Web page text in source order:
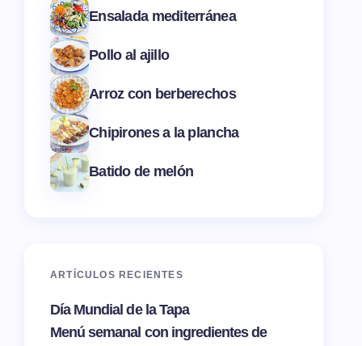
Ensalada mediterránea
Pollo al ajillo
Arroz con berberechos
Chipirones a la plancha
Batido de melón
ARTÍCULOS RECIENTES
Día Mundial de la Tapa
Menú semanal con ingredientes de